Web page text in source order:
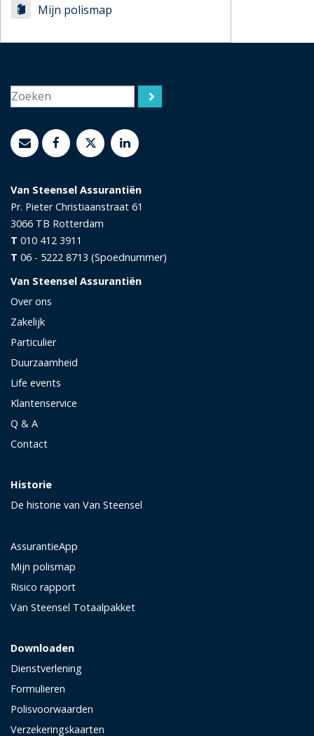
Mijn polismap
Van Steensel Assurantiën
Pr. Pieter Christiaanstraat 61
3066 TB Rotterdam
T 010 412 3911
T 06 - 5222 8713 (Spoednummer)
Van Steensel Assurantiën
Over ons
Zakelijk
Particulier
Duurzaamheid
Life events
Klantenservice
Q & A
Contact
Historie
De historie van Van Steensel
AssurantieApp
Mijn polismap
Risico rapport
Van Steensel Totaalpakket
Downloaden
Dienstverlening
Formulieren
Polisvoorwaarden
Verzekeringskaarten